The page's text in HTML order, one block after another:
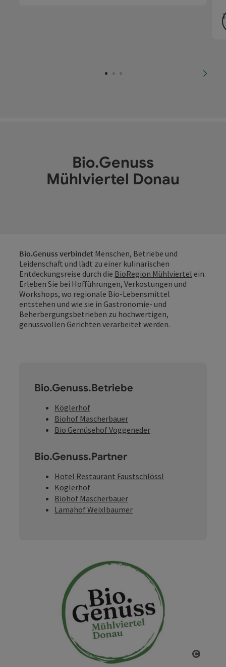
Bio.Genuss
Mühlviertel Donau
Bio.Genuss verbindet Menschen, Betriebe und
Leidenschaft und lädt zu einer kulinarischen
Entdeckungsreise durch die BioRegion Mühlviertel ein.
Erleben Sie bei Hofführungen, Verkostungen und
Workshops, wo regionale Bio-Lebensmittel
entstehen und wie sie in Gastronomie- und
Beherbergungsbetrieben zu hochwertigen,
genussvollen Gerichten verarbeitet werden.
Bio.Genuss.Betriebe
Köglerhof
Biohof Mascherbauer
Bio Gemüsehof Voggeneder
Bio.Genuss.Partner
Hotel Restaurant Faustschlössl
Köglerhof
Biohof Mascherbauer
Lamahof Weixlbaumer